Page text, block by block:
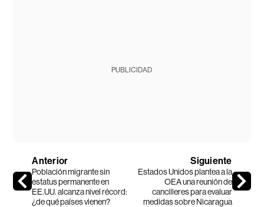
PUBLICIDAD
Anterior
Población migrante sin
estatus permanente en
EE.UU. alcanza nivel récord:
¿de qué países vienen?
Siguiente
Estados Unidos plantea a la
OEA una reunión de
cancilleres para evaluar
medidas sobre Nicaragua